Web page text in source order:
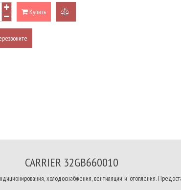
Купить
CARRIER 32GB660010
холодоснабжения, вентиляции и отопления.